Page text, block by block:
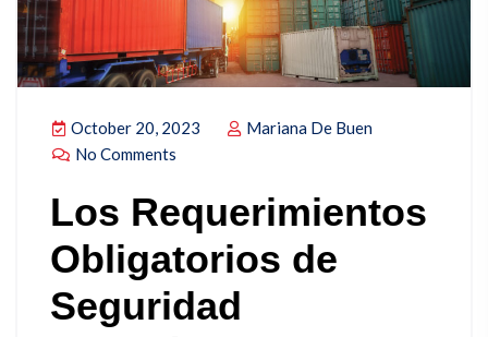
October 20, 2023
Mariana De Buen
No Comments
Los Requerimientos
Obligatorios de
Seguridad